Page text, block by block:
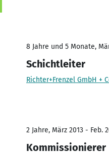
8 Jahre und 5 Monate,
Schichtleiter
Richter+Frenzel GmbH +
2 Jahre, März 2013 - Feb.
Kommissionierer